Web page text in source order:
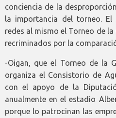
conciencia de la
la importancia del torneo.
redes al mismo el Torneo de
recriminados por la
-Oigan, que el Torneo de la
organiza el Consistorio de
con el apoyo de la
anualmente en el estadio
porque lo patrocinan las